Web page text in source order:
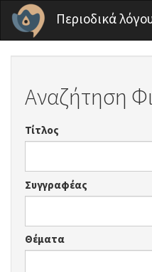
Παράκαμψη προς το κυρίως
Περιοδικά
Αναζήτηση
Τίτλος
Συγγραφέας
Θέματα